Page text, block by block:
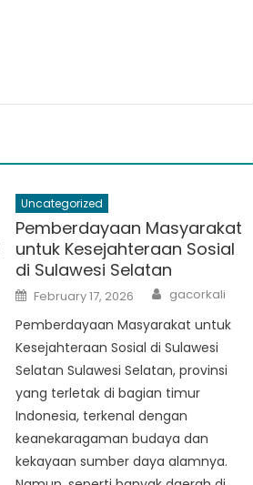
Uncategorized
Pemberdayaan Masyarakat
untuk Kesejahteraan Sosial
di Sulawesi Selatan
Posted
on
February 17, 2026 Author
gacorkali
Pemberdayaan Masyarakat untuk
Kesejahteraan Sosial di Sulawesi
Selatan Sulawesi Selatan, provinsi
yang terletak di bagian timur
Indonesia, terkenal dengan
keanekaragaman budaya dan
kekayaan sumber daya alamnya.